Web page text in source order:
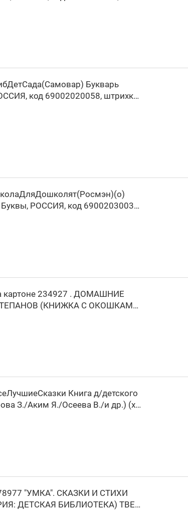
Букварь
(Горбушин О.), РОССИЯ, код 69002020058, штрихкод 978597810940, артикул 88000119573
Прописи 6-7 лет Буквы, РОССИЯ, код 69002030030, штрихкод 978535306352, артикул 88000061427
картоне 234927 . ДОМАШНИЕ
ЖИВОТНЫЕ. В.СТЕПАНОВ (КНИЖКА С ОКОШКАМИ А4 ФОРМАТ). ФОРМАТ: 205Х280 ММ. в к, издательство Умка, Россия, код 69001240156, штрихкод 978550601690, артикул 234927
Книга д/детского
сада (Александрова З./Аким Я./Осеева В./и др.) (худ.Коркин В.,Панко, РОССИЯ, код 6900300458, штрихкод 978535306746, артикул 88000077931
"УМКА". СКАЗКИ И СТИХИ
МАЛЫШАМ (СЕРИЯ: ДЕТСКАЯ БИБЛИОТЕКА) ТВЕРДЫЙ ПЕРЕПЛЕТ в кор.30шт, РОССИЯ, код 69001241012, штрихкод 978550603398, артикул 978-5-506-03398-1